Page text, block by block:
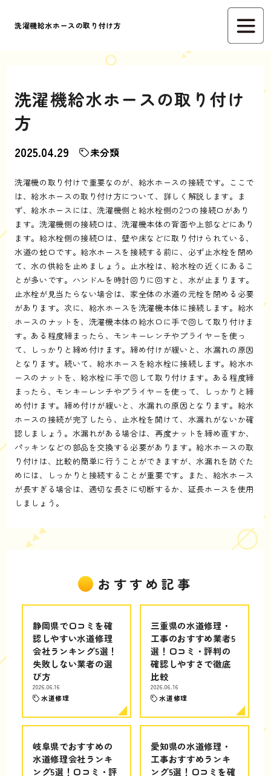
洗濯機給水ホースの取り付け方
洗濯機給水ホースの取り付け
方
2025.04.29 未分類
洗濯機の取り付けで重要なのが、給水ホースの接続です。ここで
は、給水ホースの取り付け方について、詳しく解説します。ま
ず、給水ホースには、洗濯機側と給水栓側の2つの接続口があり
ます。洗濯機側の接続口は、洗濯機本体の背面や上部などにあり
ます。給水栓側の接続口は、壁や床などに取り付けられている、
水道の蛇口です。給水ホースを接続する前に、必ず止水栓を閉め
て、水の供給を止めましょう。止水栓は、給水栓の近くにあるこ
とが多いです。ハンドルを時計回りに回すと、水が止まります。
止水栓が見当たらない場合は、家全体の水道の元栓を閉める必要
があります。次に、給水ホースを洗濯機本体に接続します。給水
ホースのナットを、洗濯機本体の給水口に手で回して取り付けま
す。ある程度締まったら、モンキーレンチやプライヤーを使っ
て、しっかりと締め付けます。締め付けが緩いと、水漏れの原因
となります。続いて、給水ホースを給水栓に接続します。給水ホ
ースのナットを、給水栓に手で回して取り付けます。ある程度締
まったら、モンキーレンチやプライヤーを使って、しっかりと締
め付けます。締め付けが緩いと、水漏れの原因となります。給水
ホースの接続が完了したら、止水栓を開けて、水漏れがないか確
認しましょう。水漏れがある場合は、再度ナットを締め直すか、
パッキンなどの部品を交換する必要があります。給水ホースの取
り付けは、比較的簡単に行うことができますが、水漏れを防ぐた
めには、しっかりと接続することが重要です。また、給水ホース
が長すぎる場合は、適切な長さに切断するか、延長ホースを使用
しましょう。
おすすめ記事
静岡県で口コミを確
認しやすい水道修理
会社ランキング5選！
失敗しない業者の選
び方
2026.06.16
水道修理
三重県の水道修理・
工事のおすすめ業者5
選！口コミ・評判の
確認しやすさで徹底
比較
2026.06.16
水道修理
岐阜県でおすすめの
水道修理会社ランキ
ング5選！口コミ・評
愛知県の水道修理・
工事おすすめランキ
ング5選！口コミを確